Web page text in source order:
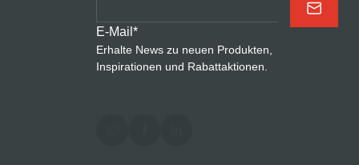
E-Mail*
Erhalte News zu neuen Produkten,
Inspirationen und Rabattaktionen.